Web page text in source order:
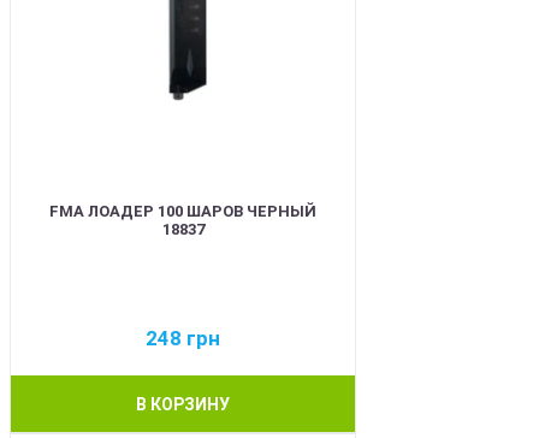
FMA ЛОАДЕР 100 ШАРОВ ЧЕРНЫЙ
18837
248 грн
В КОРЗИНУ